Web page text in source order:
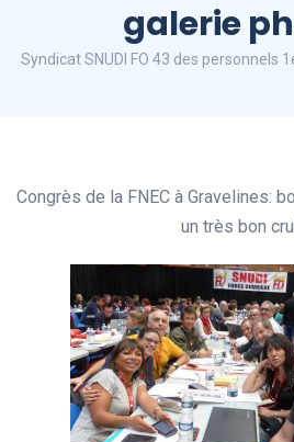
galerie
Syndicat SNUDI FO 43 des personnels
Congrès de la FNEC à Gravelines:
un très bon